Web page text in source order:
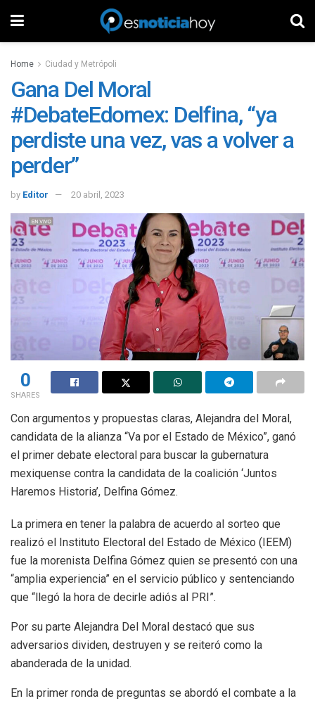
Home Ciudad y Metrópoli
Gana Del Moral
#DebateEdomex: Delfina, “ya
perdiste una vez, vas a volver a
perder”
by Editor 20 abril, 2023
0
SHARES
Con argumentos y propuestas claras, Alejandra del Moral,
candidata de la alianza “Va por el Estado de México”, ganó
el primer debate electoral para buscar la gubernatura
mexiquense contra la candidata de la coalición ‘Juntos
Haremos Historia’, Delfina Gómez.
La primera en tener la palabra de acuerdo al sorteo que
realizó el Instituto Electoral del Estado de México (IEEM)
fue la morenista Delfina Gómez quien se presentó con una
“amplia experiencia” en el servicio público y sentenciando
que “llegó la hora de decirle adiós al PRI”.
Por su parte Alejandra Del Moral destacó que sus
adversarios dividen, destruyen y se reiteró como la
abanderada de la unidad.
En la primer ronda de preguntas se abordó el combate a la